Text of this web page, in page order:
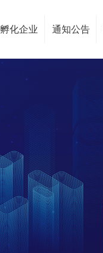
孵化企业 通知公告